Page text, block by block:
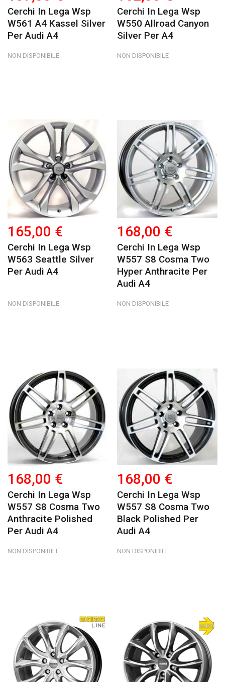
Cerchi In Lega Wsp
W561 A4 Kassel Silver
Per Audi A4
NON DISPONIBILE
Cerchi In Lega Wsp
W550 Allroad Canyon
Silver Per A4
NON DISPONIBILE
165,00 €
Cerchi In Lega Wsp
W563 Seattle Silver
Per Audi A4
NON DISPONIBILE
168,00 €
Cerchi In Lega Wsp
W557 S8 Cosma Two
Hyper Anthracite Per
Audi A4
NON DISPONIBILE
168,00 €
Cerchi In Lega Wsp
W557 S8 Cosma Two
Anthracite Polished
Per Audi A4
NON DISPONIBILE
168,00 €
Cerchi In Lega Wsp
W557 S8 Cosma Two
Black Polished Per
Audi A4
NON DISPONIBILE